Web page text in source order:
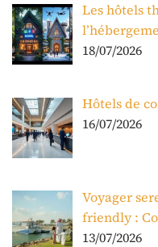
Les hôtels
18/07/2026
Hôtels de
16/07/2026
Voyager
friendly :
13/07/2026